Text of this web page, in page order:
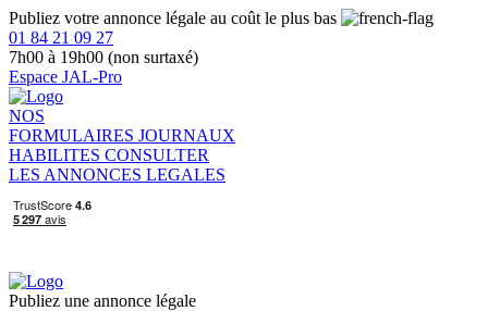
Publiez votre annonce légale au coût le plus bas
01 84 21 09 27
7h00 à 19h00 (non surtaxé)
Espace JAL-Pro
NOS
FORMULAIRES JOURNAUX
HABILITES CONSULTER
LES ANNONCES LEGALES
Publiez une annonce légale